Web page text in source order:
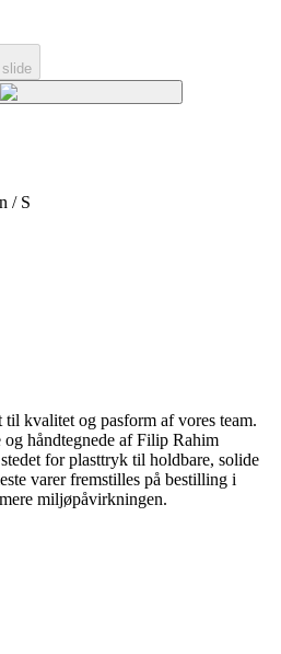
slide
/ S
kvalitet og pasform af vores team.
håndtegnede af Filip Rahim
for plasttryk til holdbare, solide
varer fremstilles på bestilling i
miljøpåvirkningen.